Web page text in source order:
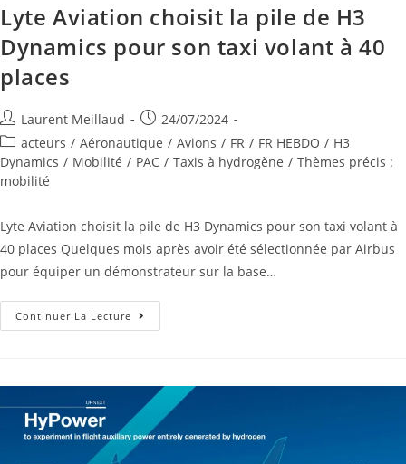
Lyte Aviation choisit la pile de H3
Dynamics pour son taxi volant à 40
places
Laurent Meillaud
24/07/2024
acteurs / Aéronautique / Avions / FR / FR HEBDO / H3
Dynamics / Mobilité / PAC / Taxis à hydrogène / Thèmes précis :
mobilité
Lyte Aviation choisit la pile de H3 Dynamics pour son taxi volant à
40 places Quelques mois après avoir été sélectionnée par Airbus
pour équiper un démonstrateur sur la base…
Continuer La Lecture